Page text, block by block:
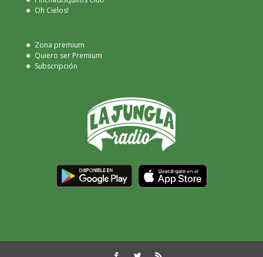
Oh Cielos!
Zona premium
Quiero ser Premium
Subscripción